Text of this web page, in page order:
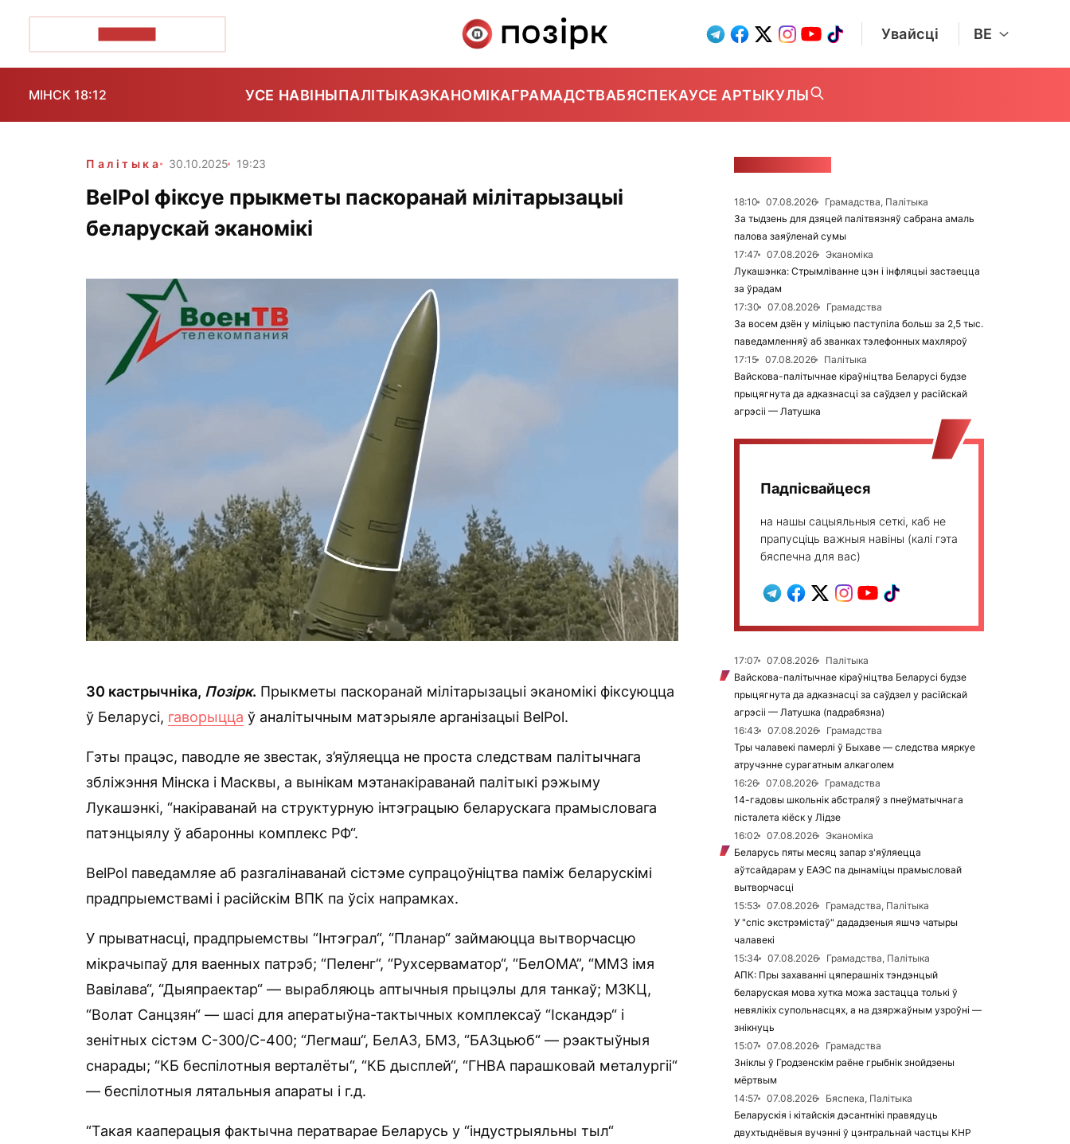
Увайсці BE
МІНСК 18:12 УСЕ НАВІНЫПАЛІТЫКАЭКАНОМІКАГРАМАДСТВАБЯСПЕКАУСЕ АРТЫКУЛЫ
Палітыка 30.10.2025 19:23
BelPol фіксуе прыкметы паскоранай мілітарызацыі
беларускай эканомікі
30 кастрычніка, Позірк. Прыкметы паскоранай мілітарызацыі эканомікі фіксуюцца
ў Беларусі, гаворыцца ў аналітычным матэрыяле арганізацыі BelPol.
Гэты працэс, паводле яе звестак, з’яўляецца не проста следствам палітычнага
збліжэння Мінска і Масквы, а вынікам мэтанакіраванай палітыкі рэжыму
Лукашэнкі, “накіраванай на структурную інтэграцыю беларускага прамысловага
патэнцыялу ў абаронны комплекс РФ“.
BelPol паведамляе аб разгалінаванай сістэме супрацоўніцтва паміж беларускімі
прадпрыемствамі і расійскім ВПК па ўсіх напрамках.
У прыватнасці, прадпрыемствы “Інтэграл“, “Планар“ займаюцца вытворчасцю
мікрачыпаў для ваенных патрэб; “Пеленг“, “Рухсерваматор“, “БелОМА”, “ММЗ імя
Вавілава“, “Дыяпраектар“ — вырабляюць аптычныя прыцэлы для танкаў; МЗКЦ,
“Волат Санцзян“ — шасі для аператыўна-тактычных комплексаў “Іскандэр“ і
зенітных сістэм С-300/С-400; “Легмаш“, БелАЗ, БМЗ, “БАЗцьюб“ — рэактыўныя
снарады; “КБ беспілотныя верталёты“, “КБ дысплей“, “ГНВА парашковай металургіі“
— беспілотныя лятальныя апараты і г.д.
“Такая кааперацыя фактычна ператварае Беларусь у “індустрыяльны тыл“
18:10 07.08.2026
Грамадства, Палітыка
За тыдзень для дзяцей палітвязняў сабрана амаль
палова заяўленай сумы
17:47
07.08.2026
Эканоміка
Лукашэнка: Стрымліванне цэн і інфляцыі застаецца
за ўрадам
17:30
07.08.2026
Грамадства
За восем дзён у міліцыю паступіла больш за 2,5 тыс.
паведамленняў аб званках тэлефонных махляроў
17:15
07.08.2026
Палітыка
Вайскова-палітычнае кіраўніцтва Беларусі будзе
прыцягнута да адказнасці за саўдзел у расійскай
агрэсіі — Латушка
Падпісвайцеся
на нашы сацыяльныя сеткі, каб не
прапусціць важныя навіны (калі гэта
бяспечна для вас)
17:07 07.08.2026
Палітыка
Вайскова-палітычнае кіраўніцтва Беларусі будзе
прыцягнута да адказнасці за саўдзел у расійскай
агрэсіі — Латушка (падрабязна)
16:43
07.08.2026
Грамадства
Тры чалавекі памерлі ў Быхаве — следства мяркуе
атручэнне сурагатным алкаголем
16:26
07.08.2026
Грамадства
14-гадовы школьнік абстраляў з пнеўматычнага
пісталета кіёск у Лідзе
16:02
07.08.2026
Эканоміка
Беларусь пяты месяц запар з'яўляецца
аўтсайдарам у ЕАЭС па дынаміцы прамысловай
вытворчасці
15:53
07.08.2026
Грамадства, Палітыка
У "спіс экстрэмістаў" дададзеныя яшчэ чатыры
чалавекі
15:34
07.08.2026
Грамадства, Палітыка
АПК: Пры захаванні цяперашніх тэндэнцый
беларуская мова хутка можа застацца толькі ў
невялікіх супольнасцях, а на дзяржаўным узроўні —
знікнуць
15:07
07.08.2026
Грамадства
Зніклы ў Гродзенскім раёне грыбнік знойдзены
мёртвым
14:57
07.08.2026
Бяспека, Палітыка
Беларускія і кітайскія дэсантнікі правядуць
двухтыднёвыя вучэнні ў цэнтральнай частцы КНР